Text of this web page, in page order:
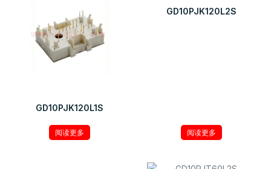
GD10PJK120L1S
阅读更多
GD10PJK120L2S
阅读更多